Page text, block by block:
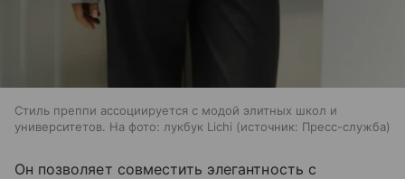
Стиль преппи ассоциируется с модой элитных школ и
университетов. На фото: лукбук Lichi
источник: Пресс-служба
Он позволяет совместить элегантность с